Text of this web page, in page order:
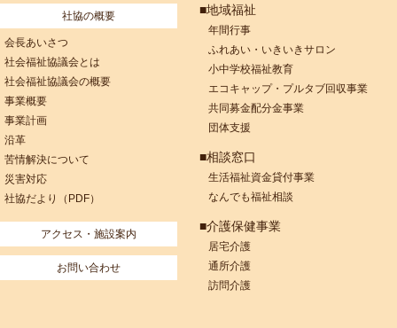
社協の概要
会長あいさつ
社会福祉協議会とは
社会福祉協議会の概要
事業概要
事業計画
沿革
苦情解決について
災害対応
社協だより（PDF）
アクセス・施設案内
お問い合わせ
■地域福祉
年間行事
ふれあい・いきいきサロン
小中学校福祉教育
エコキャップ・プルタブ回収事業
共同募金配分金事業
団体支援
■相談窓口
生活福祉資金貸付事業
なんでも福祉相談
■介護保健事業
居宅介護
通所介護
訪問介護